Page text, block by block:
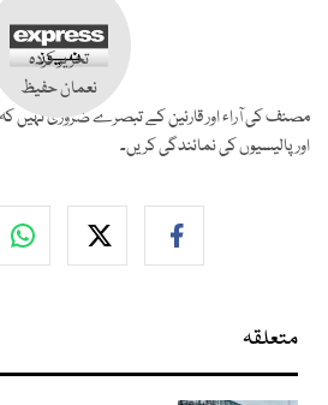
تحریر کردہ
نعمان حفیظ
مصنف کی آراء اور قارئین کے تبصرے ضروری نہیں
اور پالیسیوں کی نمائندگی کریں۔
متعلقہ